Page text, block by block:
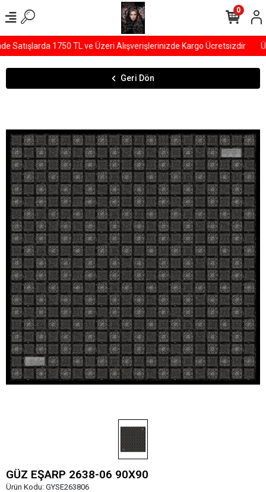
1750 TL ve Üzeri Alışverişlerinizde Kargo Ücretsizdir
0
Geri Dön
GÜZ EŞARP 2638-06 90X90
Ürün Kodu: GYSE263806